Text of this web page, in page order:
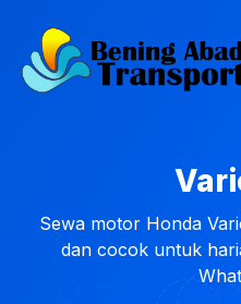
Langsung
Sewa motor Honda
dan cocok untuk